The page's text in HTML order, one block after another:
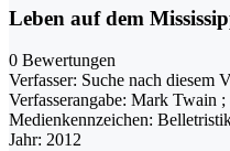
Leben auf dem
0 Bewertungen
Verfasser: Suche nach diesem
Verfasserangabe: Mark Twain ;
Medienkennzeichen:
Jahr: 2012